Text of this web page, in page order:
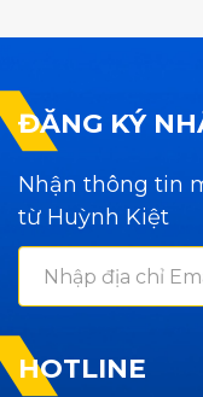
ĐĂNG KÝ
Nhận thông tin
từ Huỳnh Kiệt
HOTLINE